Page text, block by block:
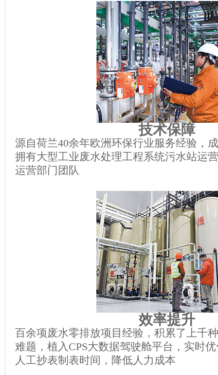
技术保障
源自荷兰40余年欧洲环保行业服务经验，
拥有大型工业废水处理工程系统污水站运
运营部门团队
效率提升
百余项废水零排放项目经验，积累了上千
难题，植入CPS大数据驾驶舱平台，实时
人工抄表制表时间，降低人力成本